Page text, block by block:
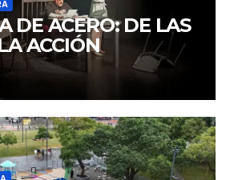
DE ACERO: DE LAS
ACCIÓN